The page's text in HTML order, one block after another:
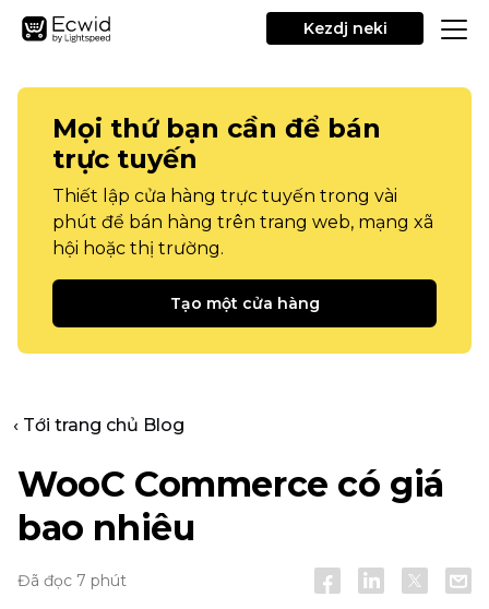
Kezdj neki
Mọi thứ bạn cần để bán
trực tuyến
Thiết lập cửa hàng trực tuyến trong vài
phút để bán hàng trên trang web, mạng xã
hội hoặc thị trường.
Tạo một cửa hàng
‹ Tới trang chủ Blog
WooC Commerce có giá
bao nhiêu
Đã đọc 7 phút